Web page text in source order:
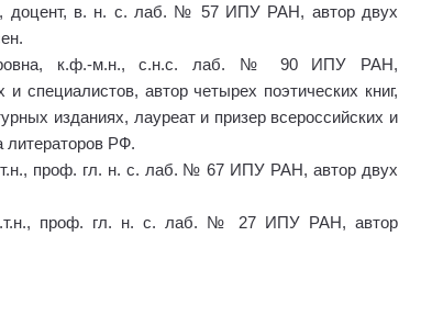
доцент, в. н. с. лаб. № 57 ИПУ РАН, автор двух
к.ф.-м.н., с.н.с. лаб. № 90 ИПУ РАН,
специалистов, автор четырех поэтических книг,
изданиях, лауреат и призер всероссийских и
литераторов РФ.
проф. гл. н. с. лаб. № 67 ИПУ РАН, автор двух
проф. гл. н. с. лаб. № 27 ИПУ РАН, автор